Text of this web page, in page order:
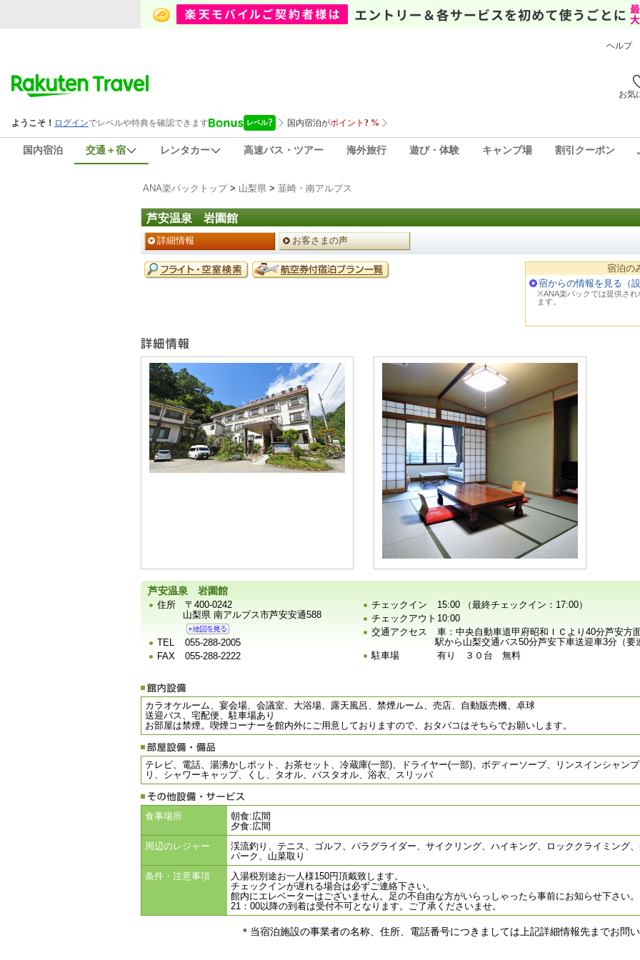
ヘルプ
お気
国内宿泊 交通＋宿 レンタカー 高速バス・ツアー 海外旅行 遊び・体験 キャンプ場 割引クーポン
ANA楽パックトップ> 山梨県 > 韮崎・南アルプス
芦安温泉 岩園館
ペ
ー
ジ
メ
ニ
詳細情報 お客さまの声
予
約
宿泊の
宿からの情報を見る（
※ANA楽パックでは提供さ
ます。
宿
泊
施
設
の
写
真
芦安温泉 岩園館
住所
〒400-0242
山梨県 南アルプス市芦安安通588
TEL
055-288-2005
FAX
055-288-2222
チェックイン
15:00 （最終チェックイン：17:00）
チェックアウト 10:00
交通アクセス
車：中央自動車道甲府昭和ＩＣより40分芦安
駅から山梨交通バス50分芦安下車送迎車3分（要
駐車場
有り ３０台 無料
カラオケルーム、宴会場、会議室、大浴場、露天風呂、禁煙ルーム、売店、自動販売機、卓球
送迎バス、宅配便、駐車場あり
お部屋は禁煙。喫煙コーナーを館内外にご用意しておりますので、おタバコはそちらでお願いします。
テレビ、電話、湯沸かしポット、お茶セット、冷蔵庫(一部)、ドライヤー(一部)、ボディーソープ、リンスインシャン
リ、シャワーキャップ、くし、タオル、バスタオル、浴衣、スリッパ
食事場所
朝食:広間
夕食:広間
周辺のレジャー
渓流釣り、テニス、ゴルフ、パラグライダー、サイクリング、ハイキング、ロッククライミング
パーク、山菜取り
条件・注意事項
入湯税別途お一人様150円頂戴致します。
チェックインが遅れる場合は必ずご連絡下さい。
館内にエレベーターはございません。足の不自由な方がいらっしゃったら事前にお知らせ下さい。
21：00以降の到着は受付不可となります。ご了承くださいませ。
＊当宿泊施設の事業者の名称、住所、電話番号につきましては上記詳細情報先までお問い